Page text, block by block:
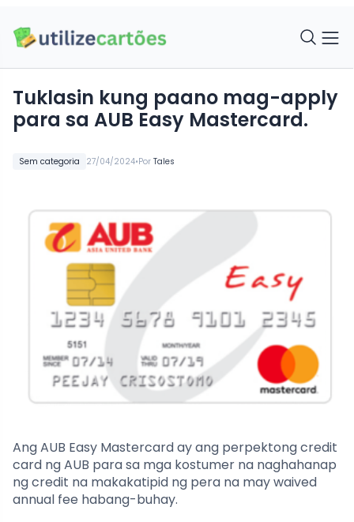
Sem categoria 27/04/2024•Por Tales
Tuklasin kung paano mag-apply
para sa AUB Easy Mastercard.
Ang AUB Easy Mastercard ay ang perpektong credit
card ng AUB para sa mga kostumer na naghahanap
ng credit na makakatipid ng pera na may waived
annual fee habang-buhay.